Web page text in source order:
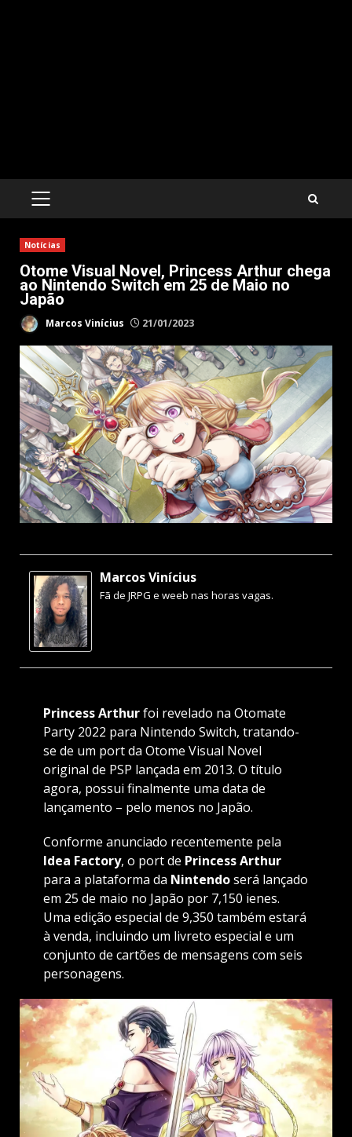
PRIMARY
Notícias
Otome Visual Novel, Princess Arthur chega
ao Nintendo Switch em 25 de Maio no
Japão
Marcos Vinícius 21/01/2023
Marcos Vinícius
Fã de JRPG e weeb nas horas vagas.
Princess Arthurfoi revelado na Otomate
Party 2022 para Nintendo Switch, tratando-
se de um port da Otome Visual Novel
original de PSP lançada em 2013. O título
agora, possui finalmente uma data de
lançamento – pelo menos no Japão.
Conforme anunciado recentemente pela
Idea Factory, o port de Princess Arthur
para a plataforma da Nintendoserá lançado
em 25 de maio no Japão por 7,150 ienes.
Uma edição especial de 9,350 também estará
à venda, incluindo um livreto especial e um
conjunto de cartões de mensagens com seis
personagens.